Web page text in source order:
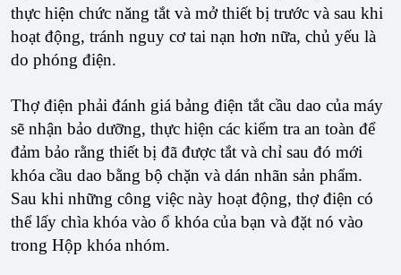
thực hiện chức năng tắt và mở thiết bị trước và sau khi
hoạt động, tránh nguy cơ tai nạn hơn nữa, chủ yếu là
do phóng điện.
Thợ điện phải đánh giá bảng điện tắt cầu dao của máy
sẽ nhận bảo dưỡng, thực hiện các kiểm tra an toàn để
đảm bảo rằng thiết bị đã được tắt và chỉ sau đó mới
khóa cầu dao bằng bộ chặn và dán nhãn sản phẩm.
Sau khi những công việc này hoạt động, thợ điện có
thể lấy chìa khóa vào ổ khóa của bạn và đặt nó vào
trong Hộp khóa nhóm.